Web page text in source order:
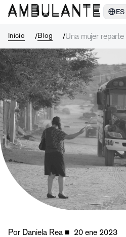
ES
Inicio Blog
Una mujer
rostro de su hija
Por Daniela Rea ■ 20 ene 2023
Una mujer reparte botellas de agua